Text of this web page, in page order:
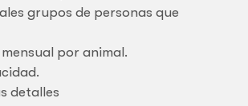
grupos de personas que
por animal.
detalles